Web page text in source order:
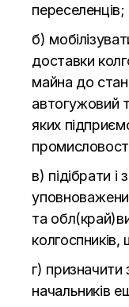
переселенців;
б)
доставки
майна до
автогужовий
яких
в) підібрати і
та
колгоспників,
г) призначити
начальників